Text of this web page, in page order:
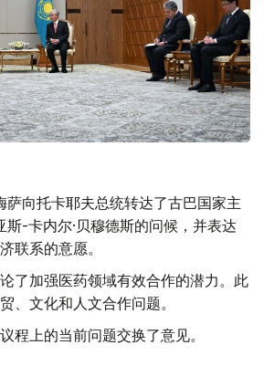
萨向托卡耶夫总统转达了古巴国家主
斯-卡内尔·贝穆德斯的问候，并表达
联系的意愿。
了加强医药领域有效合作的潜力。此
、文化和人文合作问题。
程上的当前问题交换了意见。